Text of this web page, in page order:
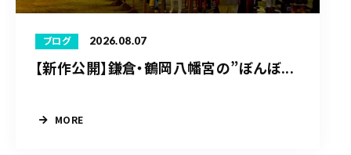
ブログ 2026.08.07
【新作公開】鎌倉・鶴岡八幡宮の”ぼんぼ...
MORE